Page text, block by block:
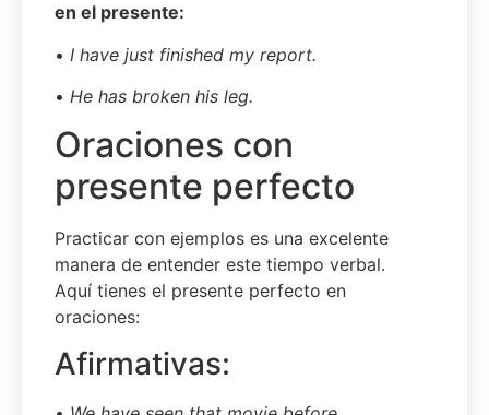
en el presente:
• I have just finished my report.
• He has broken his leg.
Oraciones con
presente perfecto
Practicar con ejemplos es una excelente
manera de entender este tiempo verbal.
Aquí tienes el presente perfecto en
oraciones:
Afirmativas: